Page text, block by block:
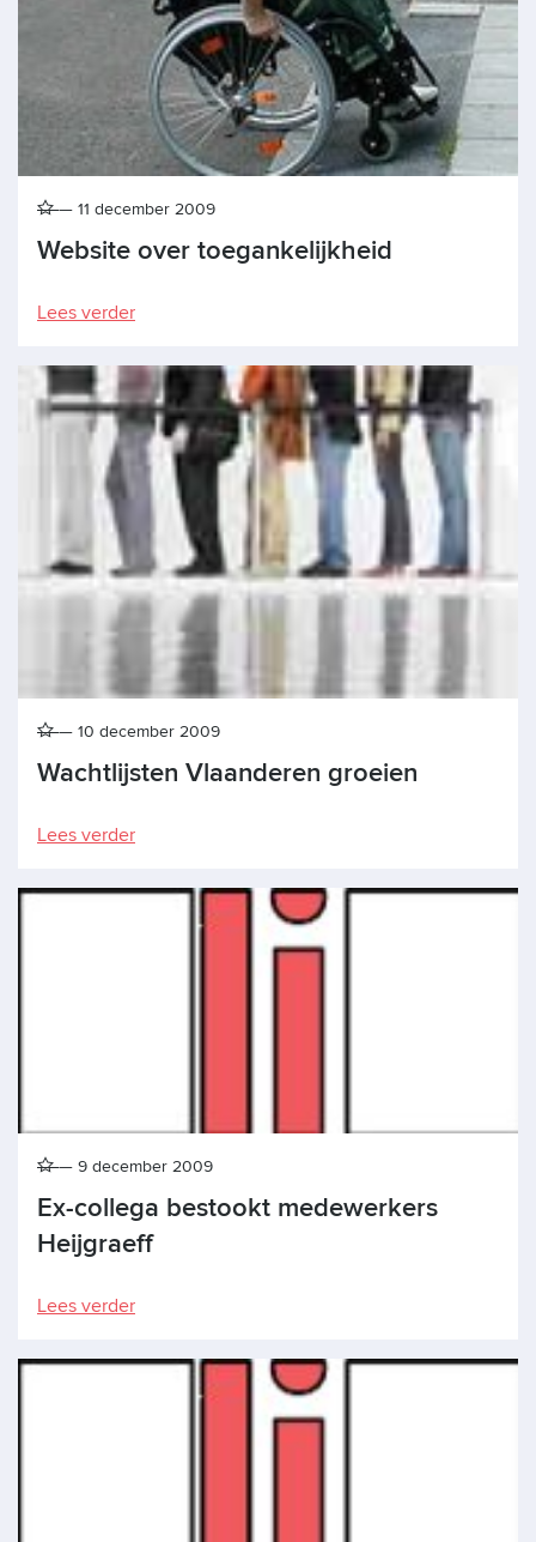
Website over toegankelijkheid
11 december 2009
Lees verder
Wachtlijsten Vlaanderen groeien
10 december 2009
Lees verder
Ex-collega bestookt medewerkers
Heijgraeff
9 december 2009
Lees verder